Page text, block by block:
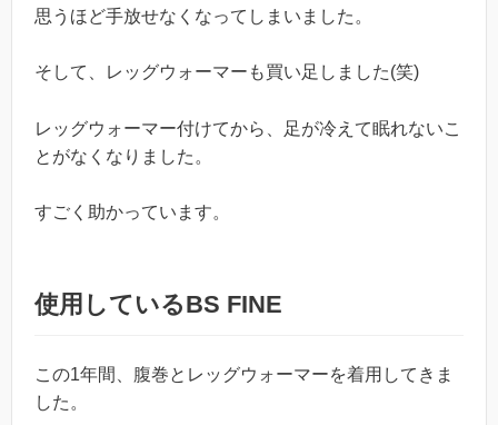
思うほど手放せなくなってしまいました。
そして、レッグウォーマーも買い足しました(笑)
レッグウォーマー付けてから、足が冷えて眠れないこ
とがなくなりました。
すごく助かっています。
使用しているBS FINE
この1年間、腹巻とレッグウォーマーを着用してきま
した。